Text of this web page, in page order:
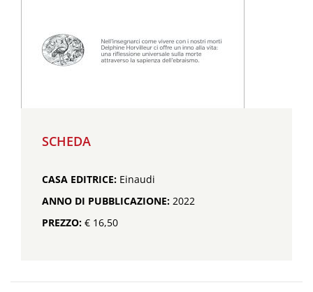
SCHEDA
CASA EDITRICE: Einaudi
ANNO DI PUBBLICAZIONE: 2022
PREZZO: € 16,50